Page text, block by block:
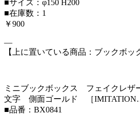
■サイズ：φ150 H200
■在庫数：1
￥900
—
【上に置いている商品：ブックボッ
ミニブックボックス フェイクレザ
文字 側面ゴールド ［
■品番：BX0841